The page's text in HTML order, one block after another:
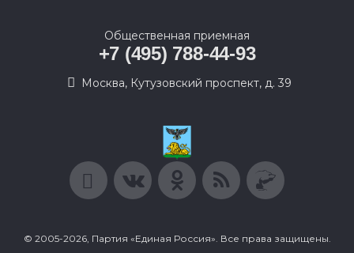
Общественная приемная
+7 (495) 788-44-93
Москва, Кутузовский проспект, д. 39
© 2005-2026, Партия «Единая Россия». Все права защищены.